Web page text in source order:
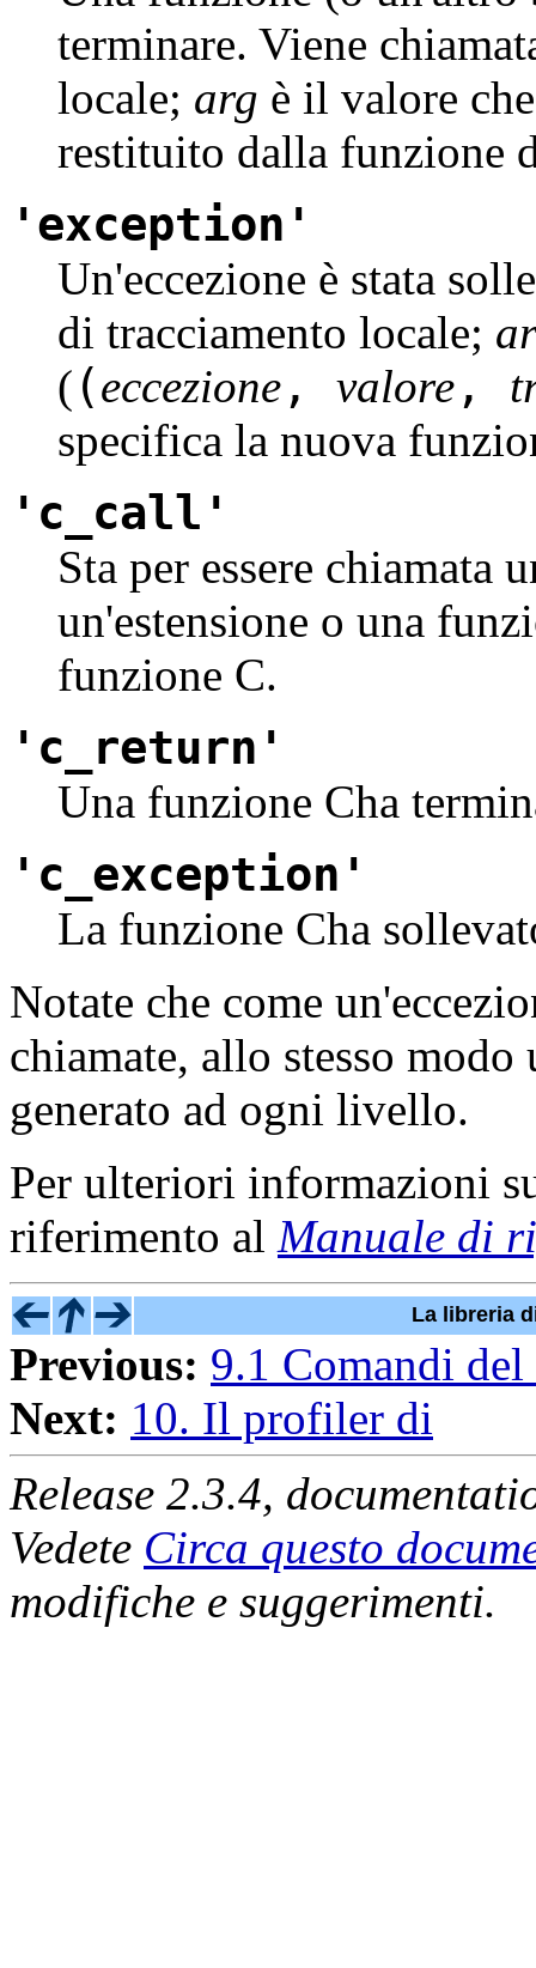
terminare. Viene
locale; arg è il valore
restituito dalla funzione
'exception'
Un'eccezione è stata
di tracciamento locale;
( (eccezione , valore ,
specifica la nuova
'c_call'
Sta per essere chiamata
un'estensione o una
funzione C.
'c_return'
Una funzione Cha
'c_exception'
La funzione Cha
Notate che come
chiamate, allo stesso
generato ad ogni livello.
Per ulteriori informazioni
riferimento al Manuale di
La libreria
Previous: 9.1 Comandi del
Next: 10. Il profiler di
Release 2.3.4,
Vedete Circa questo
modifiche e suggerimenti.